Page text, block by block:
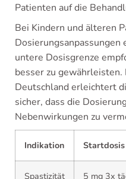
Patienten auf die
Bei Kindern und älteren
untere Dosisgrenze
besser zu
Deutschland erleichtert
sicher, dass die
Nebenwirkungen zu
Indikation Startdosis
Spastizität 5 mg 3x